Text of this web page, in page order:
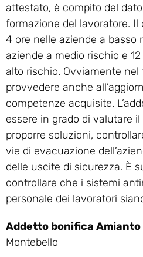
attestato, è compito del
formazione del lavoratore.
4 ore nelle aziende a basso
aziende a medio rischio e
alto rischio. Ovviamente nel
provvedere anche
competenze acquisite.
essere in grado di valutare
proporre soluzioni,
vie di evacuazione
delle uscite di sicurezza. È
controllare che i sistemi
personale dei lavoratori
Addetto bonifica Amianto
Montebello